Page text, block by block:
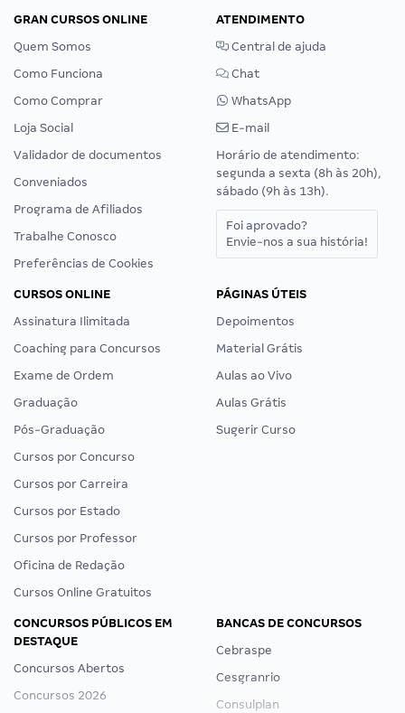
GRAN CURSOS ONLINE
Quem Somos
Como Funciona
Como Comprar
Loja Social
Validador de documentos
Conveniados
Programa de Afiliados
Trabalhe Conosco
Preferências de Cookies
ATENDIMENTO
Central de ajuda
Chat
WhatsApp
E-mail
Horário de atendimento:
segunda a sexta (8h às 20h),
sábado (9h às 13h).
Foi aprovado?
Envie-nos a sua história!
CURSOS ONLINE
Assinatura Ilimitada
Coaching para Concursos
Exame de Ordem
Graduação
Pós-Graduação
Cursos por Concurso
Cursos por Carreira
Cursos por Estado
Cursos por Professor
Oficina de Redação
Cursos Online Gratuitos
PÁGINAS ÚTEIS
Depoimentos
Material Grátis
Aulas ao Vivo
Aulas Grátis
Sugerir Curso
CONCURSOS PÚBLICOS EM
DESTAQUE
Concursos Abertos
Concursos 2026
BANCAS DE CONCURSOS
Cebraspe
Cesgranrio
Consulplan